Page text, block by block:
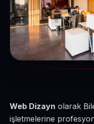
Web Dizayn olarak
işletmelerine